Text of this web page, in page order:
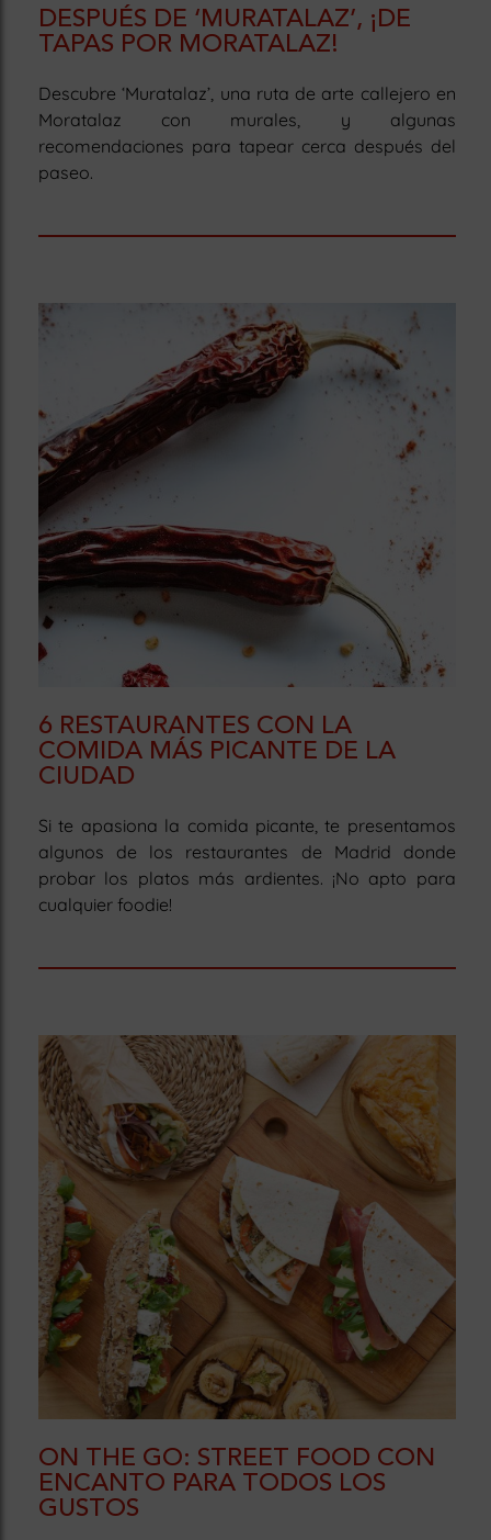
DESPUÉS DE ‘MURATALAZ’, ¡DE
TAPAS POR MORATALAZ!
Descubre ‘Muratalaz’, una ruta de arte callejero en
Moratalaz con murales, y algunas
recomendaciones para tapear cerca después del
paseo.
6 RESTAURANTES CON LA
COMIDA MÁS PICANTE DE LA
CIUDAD
Si te apasiona la comida picante, te presentamos
algunos de los restaurantes de Madrid donde
probar los platos más ardientes. ¡No apto para
cualquier foodie!
ON THE GO: STREET FOOD CON
ENCANTO PARA TODOS LOS
GUSTOS